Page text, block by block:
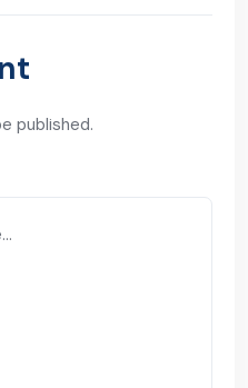
published.